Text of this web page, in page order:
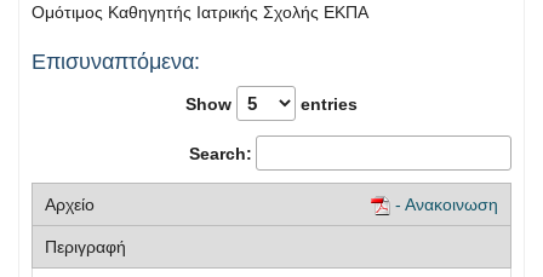
Ομότιμος Καθηγητής Ιατρικής Σχολής ΕΚΠΑ
Επισυναπτόμενα:
Show entries
Search:
- Ανακοινωση